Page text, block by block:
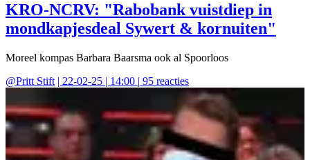
KRO-NCRV: "Rabobank vuistdiep in
mondkapjesdeal Sywert & kornuiten"
Moreel kompas Barbara Baarsma ook al Spoorloos
@Pritt Stift | 22-02-25 | 14:00 | 95 reacties